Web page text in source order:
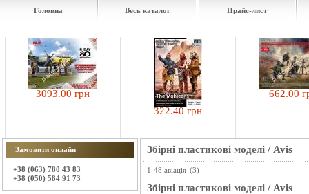
Головна Весь каталог Прайс-лист
3093.00 грн
322.40 грн
662.00 грн
Замовити онлайн
+38 (063) 780 43 83
+38 (050) 584 91 73
Збірні пластикові моделі / Avis
1-48 авіація (3)
Збірні пластикові моделі / Avis